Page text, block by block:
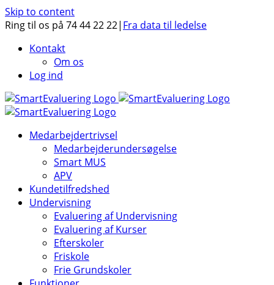
Skip to content
Ring til os på 74 44 22 22| Fra data til ledelse
Kontakt
Om os
Log ind
Medarbejdertrivsel
Medarbejderundersøgelse
Smart MUS
APV
Kundetilfredshed
Undervisning
Evaluering af Undervisning
Evaluering af Kurser
Efterskoler
Friskole
Frie Grundskoler